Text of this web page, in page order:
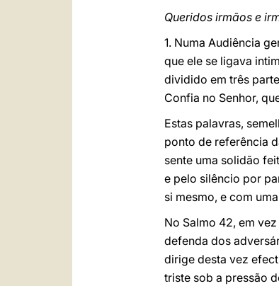
Queridos irmãos e
1. Numa Audiência
que ele se ligava
dividido em três
Confia no Senhor,
Estas palavras,
ponto de referência
sente uma solidão
e pelo silêncio por
si mesmo, e com
No Salmo 42, em
defenda dos
dirige desta vez
triste sob a pressão